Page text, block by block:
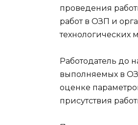
проведения
работ в ОЗП и
технологических
Работодатель до
выполняемых в
оценке
присутствия